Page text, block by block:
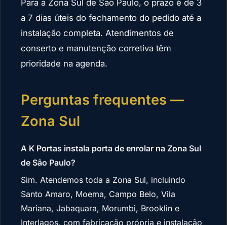
Para a Zona Sul de São Paulo, o prazo é de 3
a 7 dias úteis do fechamento do pedido até a
instalação completa. Atendimentos de
conserto e manutenção corretiva têm
prioridade na agenda.
Perguntas frequentes —
Zona Sul
A K Portas instala porta de enrolar na Zona Sul
de São Paulo?
Sim. Atendemos toda a Zona Sul, incluindo
Santo Amaro, Moema, Campo Belo, Vila
Mariana, Jabaquara, Morumbi, Brooklin e
Interlagos, com fabricação própria e instalação